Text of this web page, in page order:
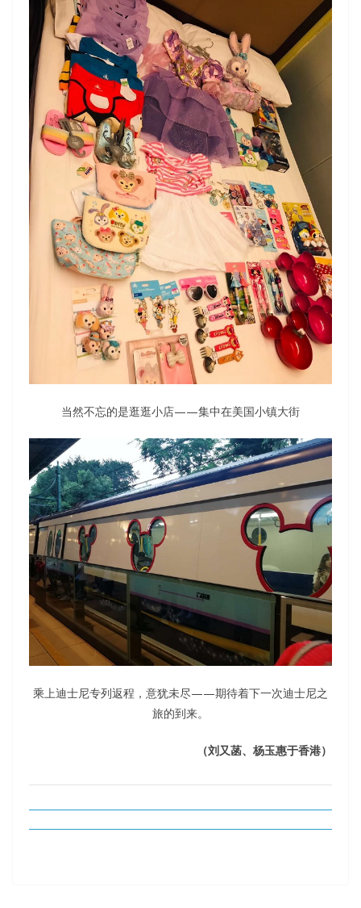
当然不忘的是逛逛小店——集中在美国小镇大街
乘上迪士尼专列返程，意犹未尽——期待着下一次迪士尼之
旅的到来。
（刘又菡、杨玉惠于香港）